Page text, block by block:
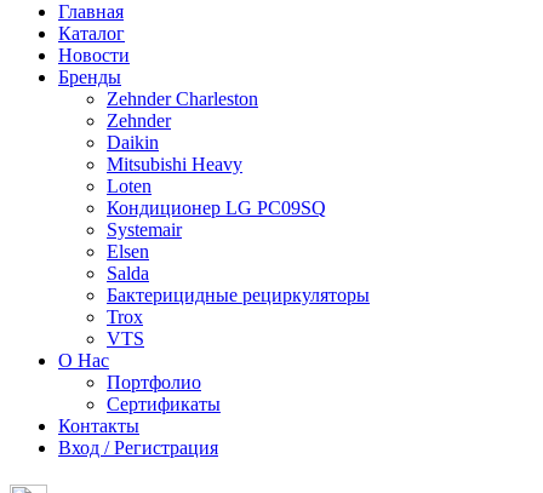
Главная
Каталог
Новости
Бренды
Zehnder Charleston
Zehnder
Daikin
Mitsubishi Heavy
Loten
Кондиционер LG PC09SQ
Systemair
Elsen
Salda
Бактерицидные рециркуляторы
Trox
VTS
О Нас
Портфолио
Сертификаты
Контакты
Вход / Регистрация